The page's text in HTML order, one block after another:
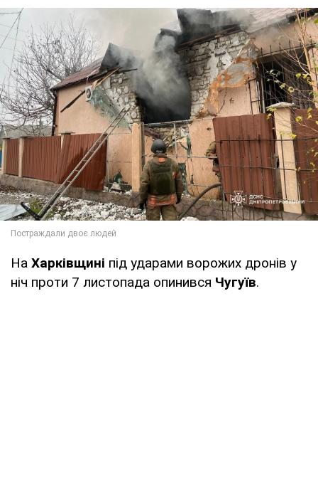
На Харківщині під ударами ворожих дронів у
ніч проти 7 листопада опинився Чугуїв.